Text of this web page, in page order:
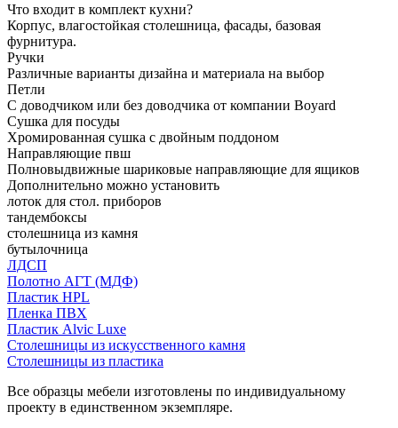
Что входит в комплект кухни?
Корпус, влагостойкая столешница, фасады, базовая
фурнитура.
Ручки
Различные варианты дизайна и материала на выбор
Петли
С доводчиком или без доводчика от компании Boyard
Сушка для посуды
Хромированная сушка с двойным поддоном
Направляющие пвш
Полновыдвижные шариковые направляющие для ящиков
Дополнительно можно установить
лоток для стол. приборов
тандембоксы
столешница из камня
бутылочница
ЛДСП
Полотно АГТ (МДФ)
Пластик HPL
Пленка ПВХ
Пластик Alvic Luxe
Столешницы из искусственного камня
Столешницы из пластика
Все образцы мебели изготовлены по индивидуальному
проекту в единственном экземпляре.